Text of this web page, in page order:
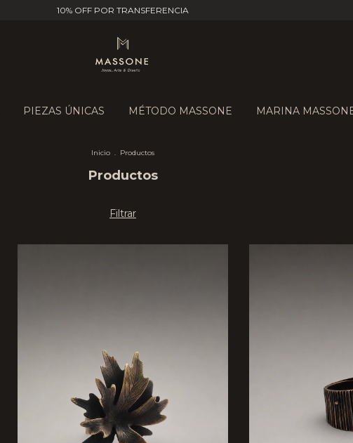
10% OFF POR TRANSFERENCIA
PIEZAS ÚNICAS MÉTODO MASSONE MARINA
Inicio . Productos
Productos
Filtrar